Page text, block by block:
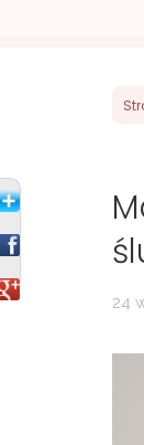
24